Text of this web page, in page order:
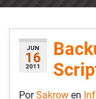
JUN
16
2011
PorSakrow en